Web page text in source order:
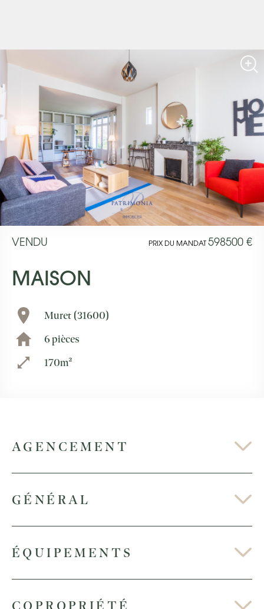
VENDU PRIX DU MANDAT 598500 €
MAISON
Muret (31600)
6 pièces
170m²
AGENCEMENT
GÉNÉRAL
ÉQUIPEMENTS
COPROPRIÉTÉ